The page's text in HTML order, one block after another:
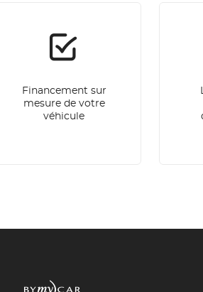
Financement sur
mesure de votre
véhicule